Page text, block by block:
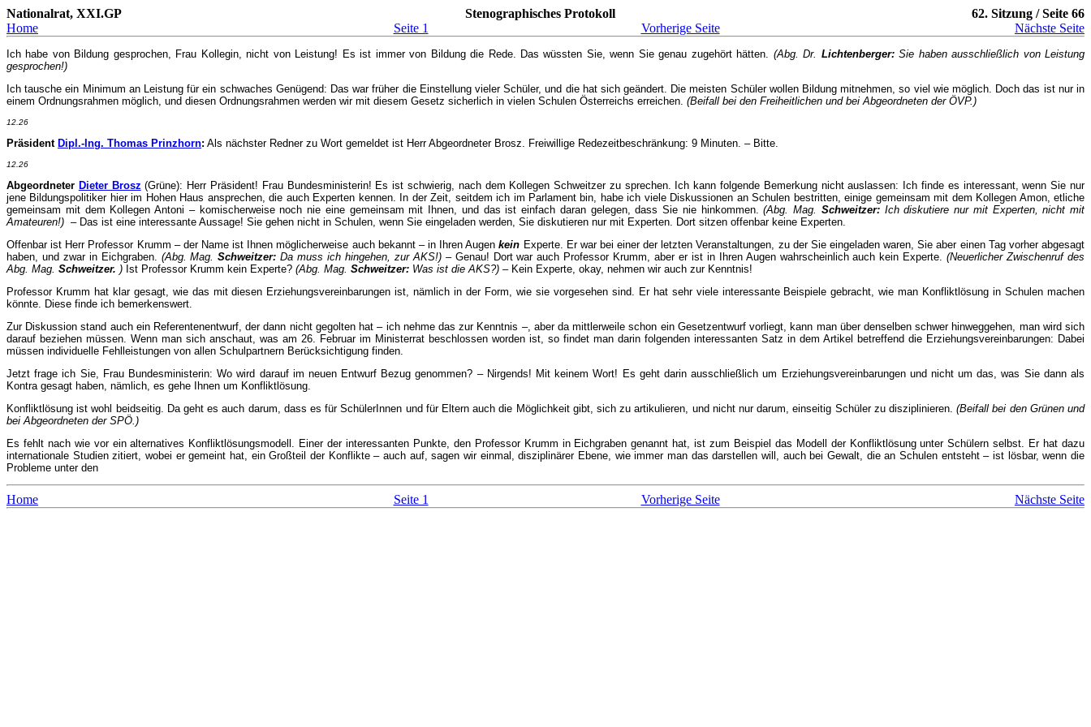
Nationalrat, XXI.GP Stenographisches Protokoll
62. Sitzung / Seite 66
Home
Seite 1 Vorherige Seite Nächste Seite
Ich habe von Bildung gesprochen, Frau Kollegin, nicht von Leistung! Es ist immer von Bildung die Rede. Das wüssten Sie, wenn Sie genau zugehört hätten. (Abg. Dr. Lichtenberger:Sie haben ausschließlich von Leistung
gesprochen!)
Ich tausche ein Minimum an Leistung für ein schwaches Genügend: Das war früher die Einstellung vieler Schüler, und die hat sich geändert. Die meisten Schüler wollen Bildung mitnehmen, so viel wie möglich. Doch das ist nur in
einem Ordnungsrahmen möglich, und diesen Ordnungsrahmen werden wir mit diesem Gesetz sicherlich in vielen Schulen Österreichs erreichen. (Beifall bei den Freiheitlichen und bei Abgeordneten der ÖVP.)
12.26
Präsident Dipl.-Ing. Thomas Prinzhorn: Als nächster Redner zu Wort gemeldet ist Herr Abgeordneter Brosz. Freiwillige Redezeitbeschränkung: 9 Minuten. – Bitte.
12.26
Abgeordneter Dieter Brosz (Grüne): Herr Präsident! Frau Bundesministerin! Es ist schwierig, nach dem Kollegen Schweitzer zu sprechen. Ich kann folgende Bemerkung nicht auslassen: Ich finde es interessant, wenn Sie nur
jene Bildungspolitiker hier im Hohen Haus ansprechen, die auch Experten kennen. In der Zeit, seitdem ich im Parlament bin, habe ich viele Diskussionen an Schulen bestritten, einige gemeinsam mit dem Kollegen Amon, etliche
gemeinsam mit dem Kollegen Antoni – komischerweise noch nie eine gemeinsam mit Ihnen, und das ist einfach daran gelegen, dass Sie nie hinkommen.(Abg. Mag. Schweitzer:Ich diskutiere nur mit Experten, nicht mit
Amateuren!) – Das ist eine interessante Aussage! Sie gehen nicht in Schulen, wenn Sie eingeladen werden, Sie diskutieren nur mit Experten. Dort sitzen offenbar keine Experten.
Offenbar ist Herr Professor Krumm – der Name ist Ihnen möglicherweise auch bekannt – in Ihren Augenkein Experte. Er war bei einer der letzten Veranstaltungen, zu der Sie eingeladen waren, Sie aber einen Tag vorher abgesagt
haben, und zwar in Eichgraben. (Abg. Mag.Schweitzer: Da muss ich hingehen, zur AKS!)– Genau! Dort war auch Professor Krumm, aber er ist in Ihren Augen wahrscheinlich auch kein Experte.(Neuerlicher Zwischenruf des
Abg. Mag. Schweitzer. ) Ist Professor Krumm kein Experte? (Abg. Mag. Schweitzer: Was ist die AKS?) – Kein Experte, okay, nehmen wir auch zur Kenntnis!
Professor Krumm hat klar gesagt, wie das mit diesen Erziehungsvereinbarungen ist, nämlich in der Form, wie sie vorgesehen sind. Er hat sehr viele interessante Beispiele gebracht, wie man Konfliktlösung in Schulen machen
könnte. Diese finde ich bemerkenswert.
Zur Diskussion stand auch ein Referentenentwurf, der dann nicht gegolten hat – ich nehme das zur Kenntnis –, aber da mittlerweile schon ein Gesetzentwurf vorliegt, kann man über denselben schwer hinweggehen, man wird sich
darauf beziehen müssen. Wenn man sich anschaut, was am 26. Februar im Ministerrat beschlossen worden ist, so findet man darin folgenden interessanten Satz in dem Artikel betreffend die Erziehungsvereinbarungen: Dabei
müssen individuelle Fehlleistungen von allen Schulpartnern Berücksichtigung finden.
Jetzt frage ich Sie, Frau Bundesministerin: Wo wird darauf im neuen Entwurf Bezug genommen? – Nirgends! Mit keinem Wort! Es geht darin ausschließlich um Erziehungsvereinbarungen und nicht um das, was Sie dann als
Kontra gesagt haben, nämlich, es gehe Ihnen um Konfliktlösung.
Konfliktlösung ist wohl beidseitig. Da geht es auch darum, dass es für SchülerInnen und für Eltern auch die Möglichkeit gibt, sich zu artikulieren, und nicht nur darum, einseitig Schüler zu disziplinieren.(Beifall bei den Grünen und
bei Abgeordneten der SPÖ.)
Es fehlt nach wie vor ein alternatives Konfliktlösungsmodell. Einer der interessanten Punkte, den Professor Krumm in Eichgraben genannt hat, ist zum Beispiel das Modell der Konfliktlösung unter Schülern selbst. Er hat dazu
internationale Studien zitiert, wobei er gemeint hat, ein Großteil der Konflikte – auch auf, sagen wir einmal, disziplinärer Ebene, wie immer man das darstellen will, auch bei Gewalt, die an Schulen entsteht – ist lösbar, wenn die
Probleme unter den
Home Seite 1 Vorherige Seite Nächste Seite